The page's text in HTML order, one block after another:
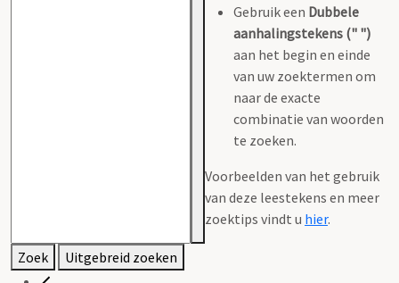
Gebruik een Dubbele
aanhalingstekens (" ")
aan het begin en einde
van uw zoektermen om
naar de exacte
combinatie van woorden
te zoeken.
Voorbeelden van het gebruik
van deze leestekens en meer
zoektips vindt u hier.
Zoek Uitgebreid zoeken